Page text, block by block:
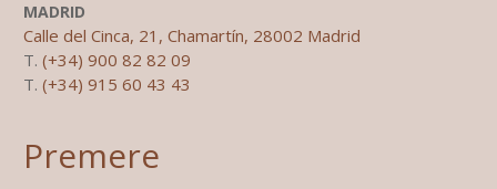
MADRID
Calle del Cinca, 21, Chamartín, 28002 Madrid
T. (+34) 900 82 82 09
T. (+34) 915 60 43 43
Premere